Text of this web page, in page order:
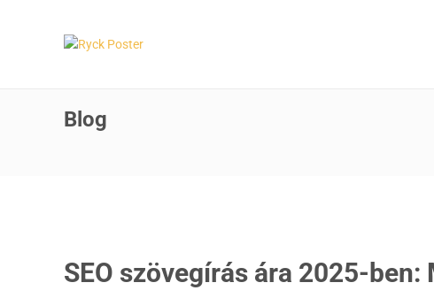
Blog
SEO szövegírás ára 2025-